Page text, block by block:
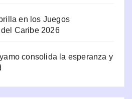
en los Juegos
Caribe 2026
consolida la esperanza y